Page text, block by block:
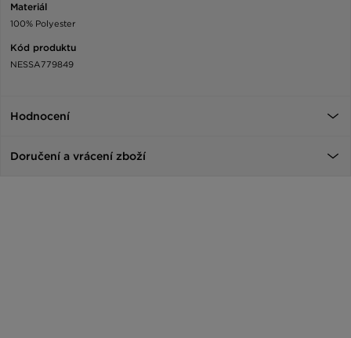
Materiál
100% Polyester
Kód produktu
NESSA779849
Hodnocení
Doručení a vrácení zboží